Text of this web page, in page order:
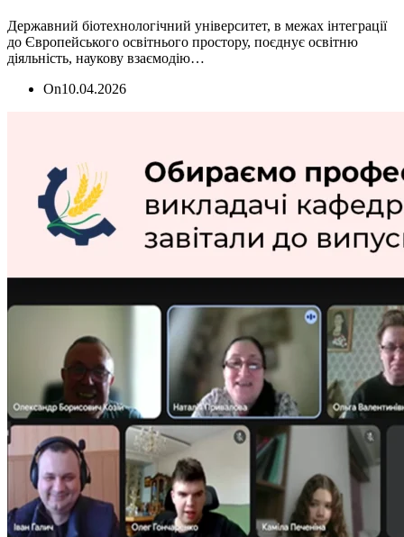
Державний біотехнологічний університет, в межах інтеграції
до Європейського освітнього простору, поєднує освітню
діяльність, наукову взаємодію…
On10.04.2026